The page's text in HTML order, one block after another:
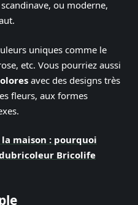
ou moderne,
uniques comme le
etc. Vous pourriez aussi
avec des designs très
fleurs, aux formes
maison : pourquoi
Bricolife